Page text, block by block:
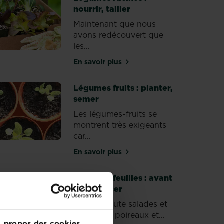
semer
nourrir, tailler
Maintenant que nous
avons redécouvert que
les...
En savoir plussur Légumes racines : nourrir,
se lancer
Légumes fruits : planter,
semer
Les légumes-fruits se
montrent très exigeants
car...
En savoir plussur Légumes fruits : planter,
Légumes feuilles : avant
de se lancer
Ici on discute salades et
chicorées, poireaux et...